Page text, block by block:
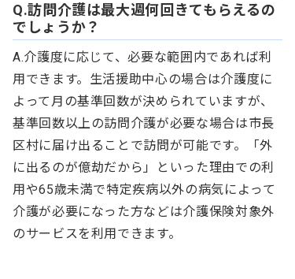
Q.訪問介護は最大週何回きてもらえるの
でしょうか？
A.介護度に応じて、必要な範囲内であれば利
用できます。生活援助中心の場合は介護度に
よって月の基準回数が決められていますが、
基準回数以上の訪問介護が必要な場合は市長
区村に届け出ることで訪問が可能です。「外
に出るのが億劫だから」といった理由での利
用や65歳未満で特定疾病以外の病気によって
介護が必要になった方などは介護保険対象外
のサービスを利用できます。